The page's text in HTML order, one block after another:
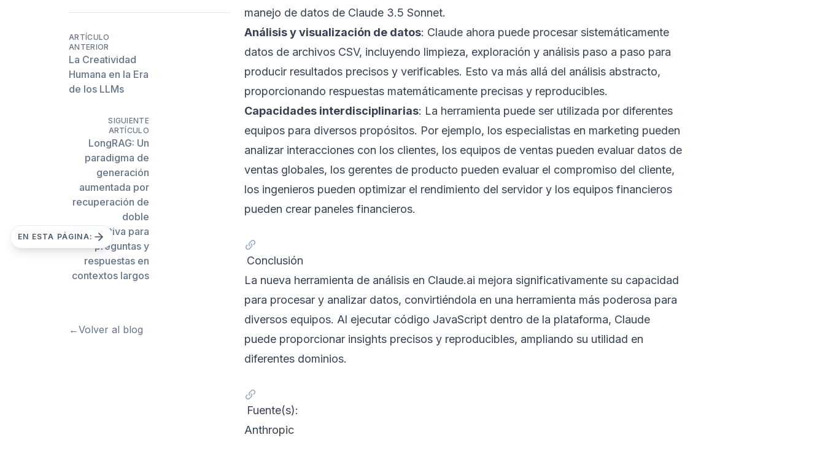
EN ESTA PÁGINA:
manejo de datos de Claude 3.5 Sonnet.
Análisis y visualización de datos: Claude ahora puede procesar sistemáticamente
datos de archivos CSV, incluyendo limpieza, exploración y análisis paso a paso para
producir resultados precisos y verificables. Esto va más allá del análisis abstracto,
proporcionando respuestas matemáticamente precisas y reproducibles.
Capacidades interdisciplinarias: La herramienta puede ser utilizada por diferentes
equipos para diversos propósitos. Por ejemplo, los especialistas en marketing pueden
analizar interacciones con los clientes, los equipos de ventas pueden evaluar datos de
ventas globales, los gerentes de producto pueden evaluar el compromiso del cliente,
los ingenieros pueden optimizar el rendimiento del servidor y los equipos financieros
pueden crear paneles financieros.
Conclusión
La nueva herramienta de análisis en Claude.ai mejora significativamente su capacidad
para procesar y analizar datos, convirtiéndola en una herramienta más poderosa para
diversos equipos. Al ejecutar código JavaScript dentro de la plataforma, Claude
puede proporcionar insights precisos y reproducibles, ampliando su utilidad en
diferentes dominios.
Fuente(s):
Anthropic
ARTÍCULO
ANTERIOR
La Creatividad
Humana en la Era
de los LLMs
SIGUIENTE
ARTÍCULO
LongRAG: Un
paradigma de
generación
aumentada por
recuperación de
doble
perspectiva para
preguntas y
respuestas en
contextos largos
←Volver al blog